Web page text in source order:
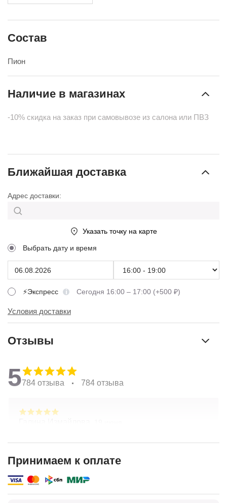
Состав
Пион
Наличие в магазинах
-10% скидка на заказ при самовывозе из салона или ПВЗ
Ближайшая доставка
Адрес доставки:
Указать точку на карте
Выбрать дату и время
⚡Экспресс Сегодня 16:00 – 17:00 (+500 ₽)
Условия доставки
Отзывы
5784 отзыва 784 отзыва
городе, заказываю через приложение. Всегда
доставка. Огромное спасибо за настроение
Принимаем к оплате